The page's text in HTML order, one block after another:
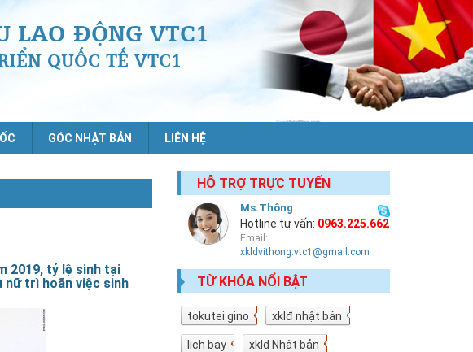
LAO ĐỘNG VTC1
QUỐC TẾ VTC1
GÓC NHẬT BẢN LIÊN HỆ
2019, tỷ lệ sinh tại
nữ trì hoãn việc sinh
HỖ TRỢ TRỰC TUYẾN
Ms.Thông
Hotline tư vấn: 0963.225.662
Email:
xkldvithong.vtc1@gmail.com
TỪ KHÓA NỔI BẬT
tokutei gino
19 xklđ nhật bản
18
lịch bay
10 xkld Nhật bản
9